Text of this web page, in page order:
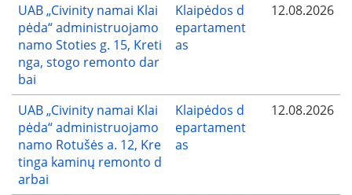
UAB „Civinity namai Klai
pėda“ administruojamo
namo Stoties g. 15, Kreti
nga, stogo remonto dar
bai
Klaipėdos d
epartament
as
12.08.2026
UAB „Civinity namai Klai
pėda“ administruojamo
namo Rotušės a. 12, Kre
tinga kaminų remonto d
arbai
Klaipėdos d
epartament
as
12.08.2026